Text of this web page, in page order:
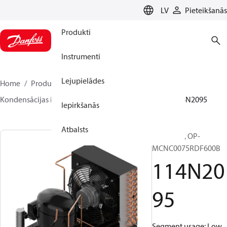
LV Pieteikšanās
Produkti
Instrumenti
Lejupielādes
Iepirkšanās
Atbalsts
Home Produkti
Climate Solutions dzesēšanai
Kondensācijas iekārtas
114N2095
Optyma™, OP-
MCNC0075RDF600B
114N20
95